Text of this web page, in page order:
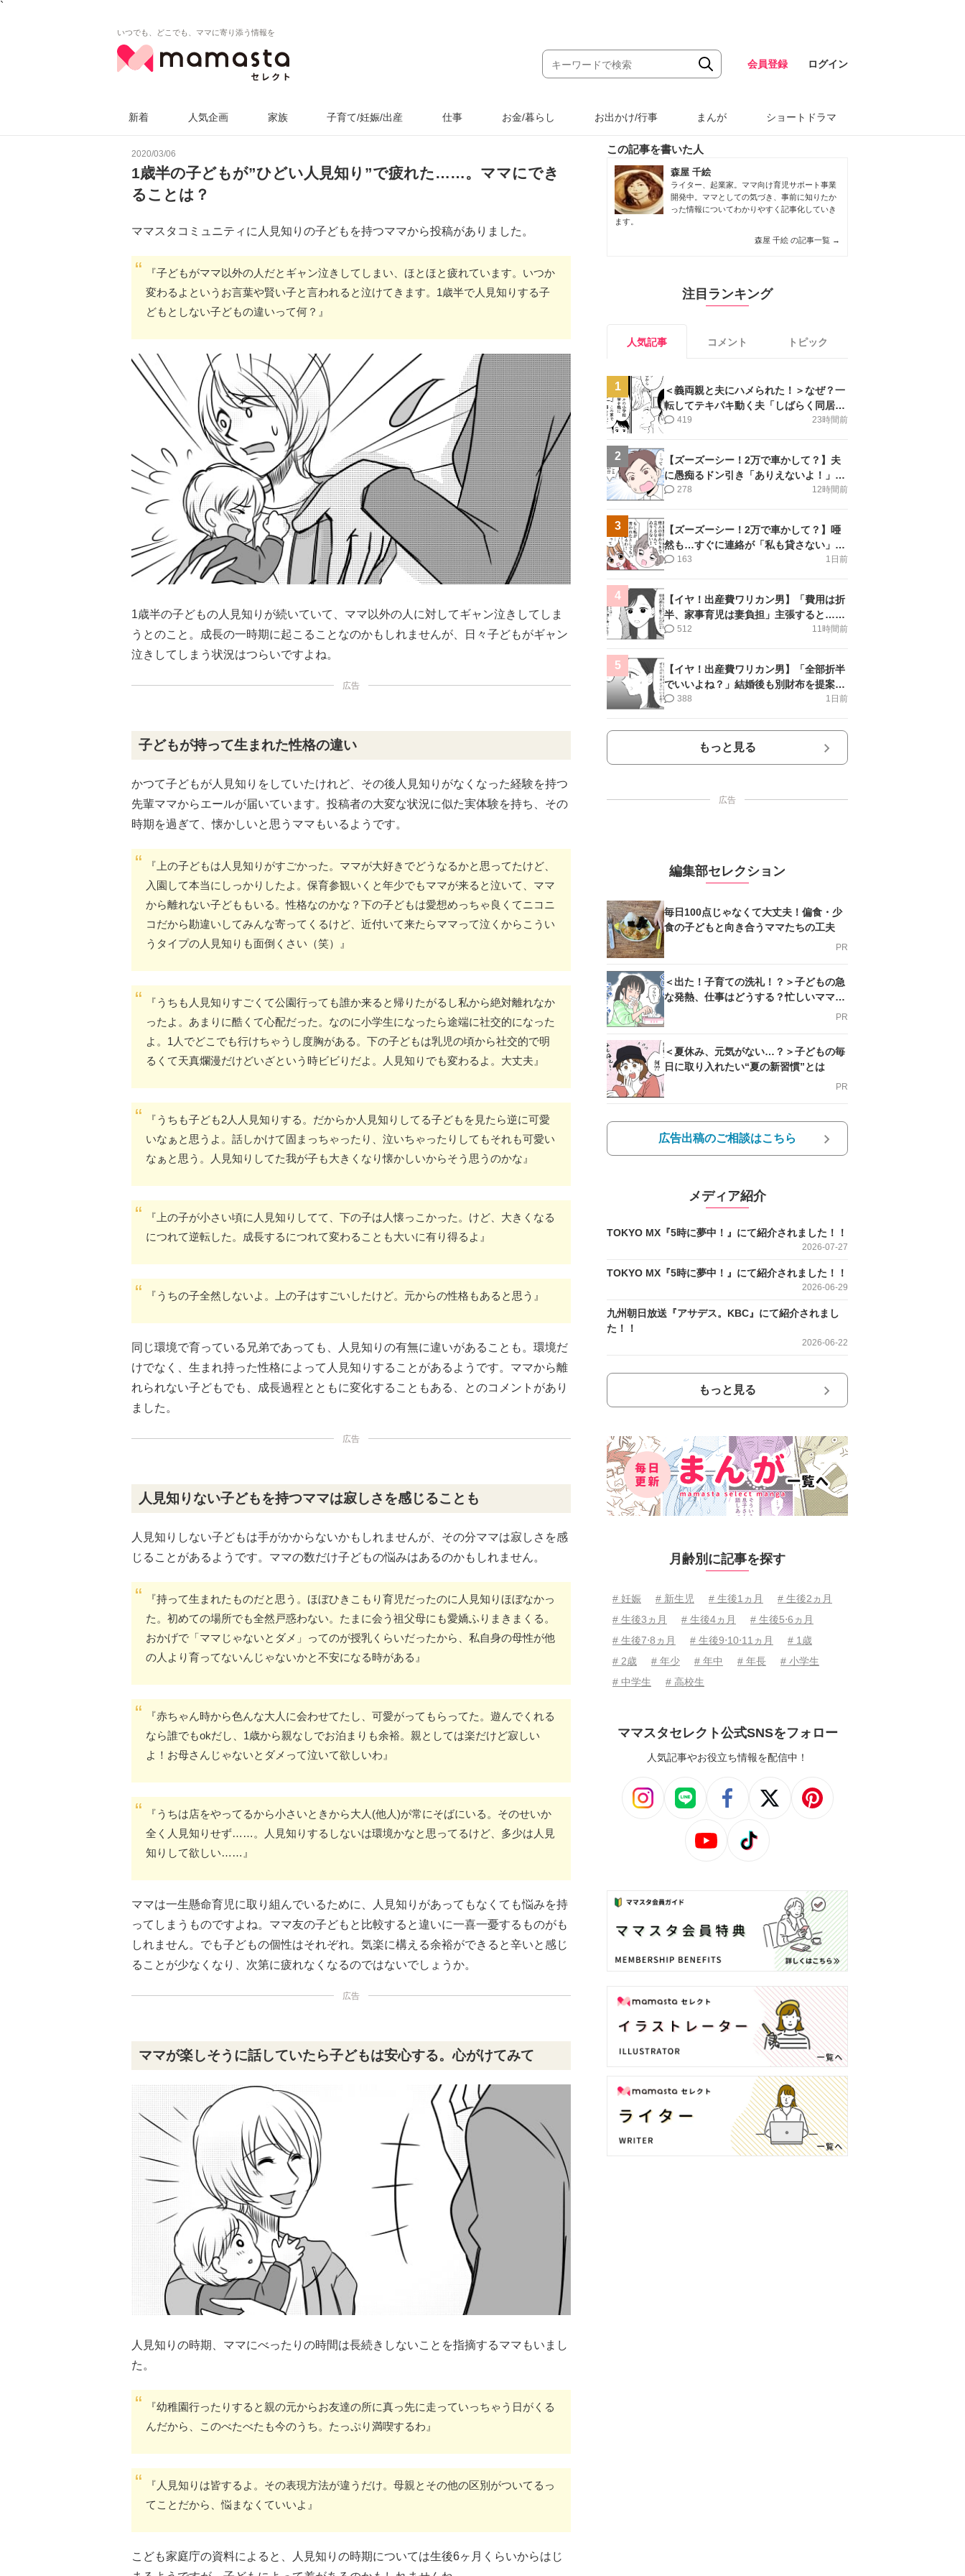
`
いつでも、どこでも、ママに寄り添う情報を
会員登録 ログイン
新着 人気企画 家族 子育て/妊娠/出産 仕事 お金/暮らし お出かけ/行事 まんが ショートドラマ
2020/03/06
1歳半の子どもが”ひどい人見知り”で疲れた……。ママにでき
ることは？
ママスタコミュニティに人見知りの子どもを持つママから投稿がありました。
『子どもがママ以外の人だとギャン泣きしてしまい、ほとほと疲れています。いつか
変わるよというお言葉や賢い子と言われると泣けてきます。1歳半で人見知りする子
どもとしない子どもの違いって何？』
1歳半の子どもの人見知りが続いていて、ママ以外の人に対してギャン泣きしてしま
うとのこと。成長の一時期に起こることなのかもしれませんが、日々子どもがギャン
泣きしてしまう状況はつらいですよね。
広告
子どもが持って生まれた性格の違い
かつて子どもが人見知りをしていたけれど、その後人見知りがなくなった経験を持つ
先輩ママからエールが届いています。投稿者の大変な状況に似た実体験を持ち、その
時期を過ぎて、懐かしいと思うママもいるようです。
『上の子どもは人見知りがすごかった。ママが大好きでどうなるかと思ってたけど、
入園して本当にしっかりしたよ。保育参観いくと年少でもママが来ると泣いて、ママ
から離れない子どももいる。性格なのかな？下の子どもは愛想めっちゃ良くてニコニ
コだから勘違いしてみんな寄ってくるけど、近付いて来たらママって泣くからこうい
うタイプの人見知りも面倒くさい（笑）』
『うちも人見知りすごくて公園行っても誰か来ると帰りたがるし私から絶対離れなか
ったよ。あまりに酷くて心配だった。なのに小学生になったら途端に社交的になった
よ。1人でどこでも行けちゃうし度胸がある。下の子どもは乳児の頃から社交的で明
るくて天真爛漫だけどいざという時ビビりだよ。人見知りでも変わるよ。大丈夫』
『うちも子ども2人人見知りする。だからか人見知りしてる子どもを見たら逆に可愛
いなぁと思うよ。話しかけて固まっちゃったり、泣いちゃったりしてもそれも可愛い
なぁと思う。人見知りしてた我が子も大きくなり懐かしいからそう思うのかな』
『上の子が小さい頃に人見知りしてて、下の子は人懐っこかった。けど、大きくなる
につれて逆転した。成長するにつれて変わることも大いに有り得るよ』
『うちの子全然しないよ。上の子はすごいしたけど。元からの性格もあると思う』
同じ環境で育っている兄弟であっても、人見知りの有無に違いがあることも。環境だ
けでなく、生まれ持った性格によって人見知りすることがあるようです。ママから離
れられない子どもでも、成長過程とともに変化することもある、とのコメントがあり
ました。
広告
人見知りない子どもを持つママは寂しさを感じることも
人見知りしない子どもは手がかからないかもしれませんが、その分ママは寂しさを感
じることがあるようです。ママの数だけ子どもの悩みはあるのかもしれません。
『持って生まれたものだと思う。ほぼひきこもり育児だったのに人見知りほぼなかっ
た。初めての場所でも全然戸惑わない。たまに会う祖父母にも愛嬌ふりまきまくる。
おかげで「ママじゃないとダメ」ってのが授乳くらいだったから、私自身の母性が他
の人より育ってないんじゃないかと不安になる時がある』
『赤ちゃん時から色んな大人に会わせてたし、可愛がってもらってた。遊んでくれる
なら誰でもokだし、1歳から親なしでお泊まりも余裕。親としては楽だけど寂しい
よ！お母さんじゃないとダメって泣いて欲しいわ』
『うちは店をやってるから小さいときから大人(他人)が常にそばにいる。そのせいか
全く人見知りせず……。人見知りするしないは環境かなと思ってるけど、多少は人見
知りして欲しい……』
ママは一生懸命育児に取り組んでいるために、人見知りがあってもなくても悩みを持
ってしまうものですよね。ママ友の子どもと比較すると違いに一喜一憂するものがも
しれません。でも子どもの個性はそれぞれ。気楽に構える余裕ができると辛いと感じ
ることが少なくなり、次第に疲れなくなるのではないでしょうか。
広告
ママが楽しそうに話していたら子どもは安心する。心がけてみて
人見知りの時期、ママにべったりの時間は長続きしないことを指摘するママもいまし
た。
『幼稚園行ったりすると親の元からお友達の所に真っ先に走っていっちゃう日がくる
んだから、このべたべたも今のうち。たっぷり満喫するわ』
『人見知りは皆するよ。その表現方法が違うだけ。母親とその他の区別がついてるっ
てことだから、悩まなくていいよ』
こども家庭庁の資料によると、人見知りの時期については生後6ヶ月くらいからはじ
この記事を書いた人
森屋 千絵
ライター、起業家。ママ向け育児サポート事業
開発中。ママとしての気づき、事前に知りたか
った情報についてわかりやすく記事化していき
ます。
森屋 千絵 の記事一覧 →
注目ランキング
人気記事 コメント トピック
1
＜義両親と夫にハメられた！＞なぜ？一
転してテキパキ動く夫「しばらく同居」
提案され【第4話まんが】
23時間前
419
2
【ズーズーシー！2万で車かして？】夫
に愚痴るドン引き「ありえないよ！」＜
第16話＞#4コマ母道場
12時間前
278
3
【ズーズーシー！2万で車かして？】唖
然も…すぐに連絡が「私も貸さない」＜
第15話＞#4コマ母道場
1日前
163
4
【イヤ！出産費ワリカン男】「費用は折
半、家事育児は妻負担」主張すると…＜
第11話＞#4コマ母道場
11時間前
512
5
【イヤ！出産費ワリカン男】「全部折半
でいいよね？」結婚後も別財布を提案＜
第10話＞#4コマ母道場
1日前
388
もっと見る
広告
編集部セレクション
毎日100点じゃなくて大丈夫！偏食・少
食の子どもと向き合うママたちの工夫
PR
＜出た！子育ての洗礼！？＞子どもの急
な発熱、仕事はどうする？忙しいママを
PR
＜夏休み、元気がない…？＞子どもの毎
日に取り入れたい“夏の新習慣”とは
PR
広告出稿のご相談はこちら
メディア紹介
TOKYO MX『5時に夢中！』にて紹介されました！！
2026-07-27
TOKYO MX『5時に夢中！』にて紹介されました！！
2026-06-29
九州朝日放送『アサデス。KBC』にて紹介されまし
た！！
2026-06-22
もっと見る
月齢別に記事を探す
# 妊娠 # 新生児 # 生後1ヵ月
# 生後2ヵ月
# 生後3ヵ月
# 生後4ヵ月
# 生後5⋅6ヵ月
# 生後7⋅8ヵ月
# 生後9⋅10⋅11ヵ月
# 1歳
# 2歳
# 年少 # 年中 # 年長
# 小学生
# 中学生
# 高校生
ママスタセレクト公式SNSをフォロー
人気記事やお役立ち情報を配信中！